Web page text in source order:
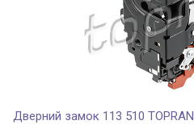
Дверний замок 113 510 TOPRAN